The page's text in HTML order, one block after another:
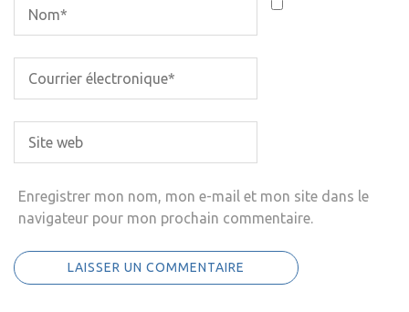
Enregistrer mon nom, mon e-mail et mon site dans le
navigateur pour mon prochain commentaire.